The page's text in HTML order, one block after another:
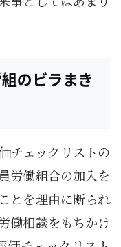
のビラまき
チェックリストの
労働組合の加入を
とを理由に断られ
働相談をもちかけ